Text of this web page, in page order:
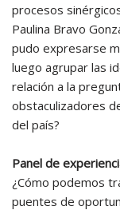
procesos
Paulina Bravo
pudo expresarse
luego agrupar las
relación a la
obstaculizadores
del país?
Panel de
¿Cómo podemos
puentes de